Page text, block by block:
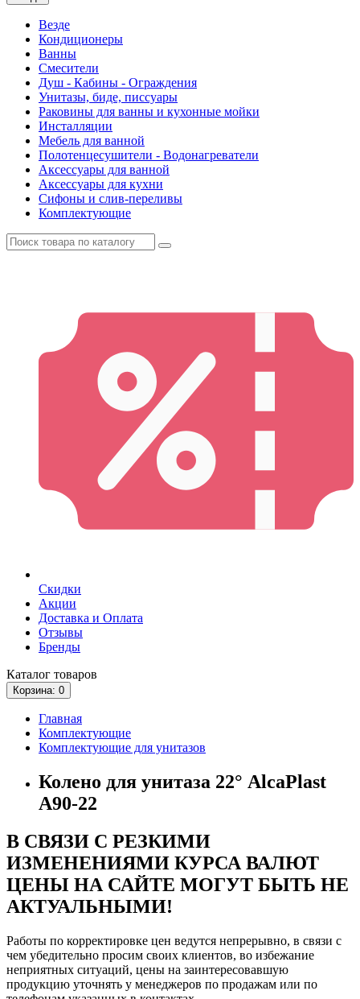
Везде
Кондиционеры
Ванны
Смесители
Душ - Кабины - Ограждения
Унитазы, биде, писсуары
Раковины для ванны и кухонные мойки
Инсталляции
Мебель для ванной
Полотенцесушители - Водонагреватели
Аксессуары для ванной
Аксессуары для кухни
Сифоны и слив-переливы
Комплектующие
Скидки
Акции
Доставка и Оплата
Отзывы
Бренды
Каталог товаров
Корзина: 0
Главная
Комплектующие
Комплектующие для унитазов
Колено для унитаза 22° AlcaPlast
A90-22
В СВЯЗИ С РЕЗКИМИ
ИЗМЕНЕНИЯМИ КУРСА ВАЛЮТ
ЦЕНЫ НА САЙТЕ МОГУТ БЫТЬ НЕ
АКТУАЛЬНЫМИ!
Работы по корректировке цен ведутся непрерывно, в связи с
чем убедительно просим своих клиентов, во избежание
неприятных ситуаций, цены на заинтересовавшую
продукцию уточнять у менеджеров по продажам или по